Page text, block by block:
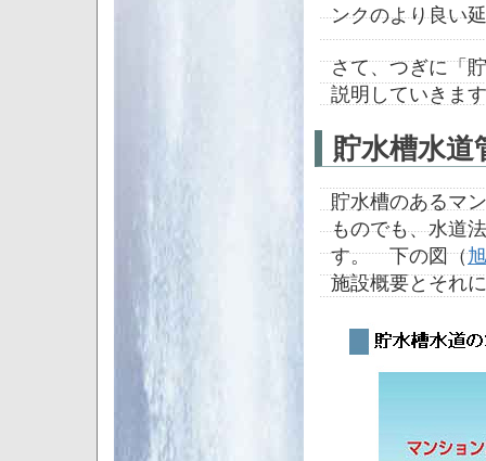
ンクのより良い
さて、つぎに「
説明していきま
貯水槽水道
貯水槽のあるマ
ものでも、水道
す。 下の図（
施設概要とそれ